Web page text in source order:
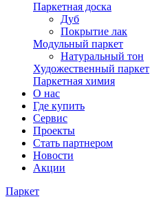
Паркетная доска
Дуб
Покрытие лак
Модульный паркет
Натуральный тон
Художественный паркет
Паркетная химия
О нас
Где купить
Сервис
Проекты
Стать партнером
Новости
Акции
Паркет